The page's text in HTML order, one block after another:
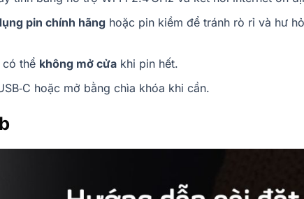
pin chính hãng hoặc pin kiềm để tránh rò rỉ và hư
có thể không mở cửakhi pin hết.
hoặc mở bằng chìa khóa khi cần.